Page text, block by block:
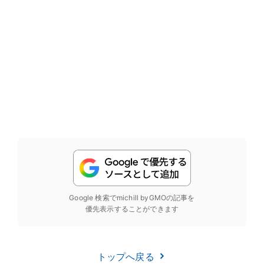
Google 検索でmichill byGMOの記事を
優先表示することができます
トップへ戻る